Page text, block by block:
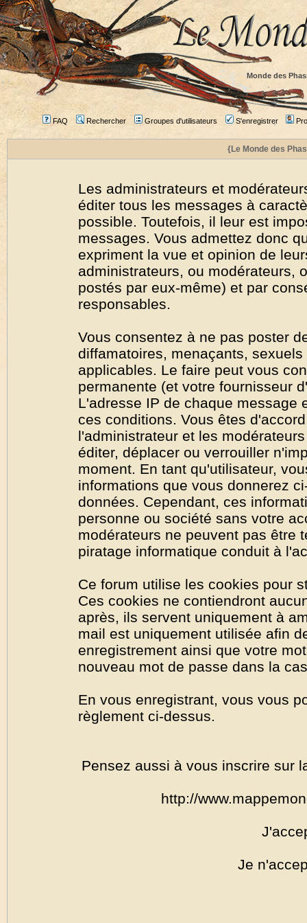
Monde des
FAQ Rechercher Groupes d'utilisateurs S'enregistrer
{Le Monde des
Les administrateurs et
éditer tous les messages à
possible. Toutefois, il leur est
messages. Vous admettez donc
expriment la vue et opinion de
administrateurs, ou modérateurs,
postés par eux-même) et par
responsables.
Vous consentez à ne pas poster
diffamatoires, menaçants,
applicables. Le faire peut vous
permanente (et votre fournisseur
L'adresse IP de chaque message
ces conditions. Vous êtes
l'administrateur et les
éditer, déplacer ou verrouiller
moment. En tant qu'utilisateur,
informations que vous donnerez
données. Cependant, ces
personne ou société sans votre
modérateurs ne peuvent pas être
piratage informatique conduit à
Ce forum utilise les cookies pour
Ces cookies ne contiendront
après, ils servent uniquement à
mail est uniquement utilisée afin
enregistrement ainsi que votre
nouveau mot de passe dans la
En vous enregistrant, vous vous
règlement ci-dessus.
Pensez aussi à vous inscrire sur
http://
Je